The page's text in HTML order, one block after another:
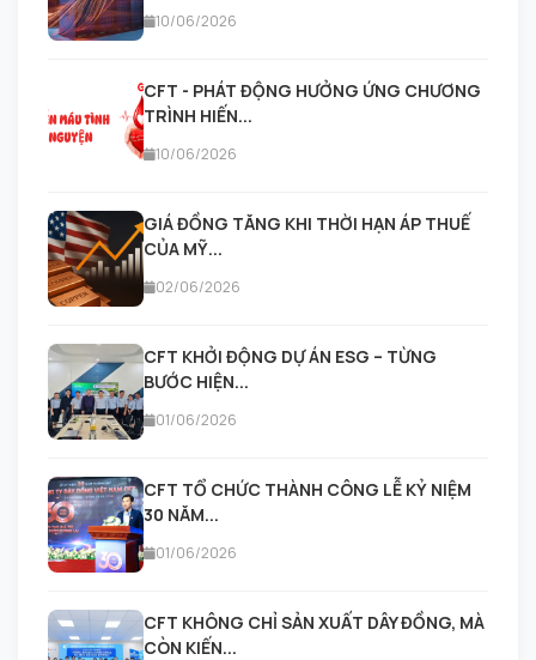
10/06/2026
CFT - PHÁT ĐỘNG HƯỞNG ỨNG CHƯƠNG
TRÌNH HIẾN...
10/06/2026
GIÁ ĐỒNG TĂNG KHI THỜI HẠN ÁP THUẾ
CỦA MỸ...
02/06/2026
CFT KHỞI ĐỘNG DỰ ÁN ESG – TỪNG
BƯỚC HIỆN...
01/06/2026
CFT TỔ CHỨC THÀNH CÔNG LỄ KỶ NIỆM
30 NĂM...
01/06/2026
CFT KHÔNG CHỈ SẢN XUẤT DÂY ĐỒNG, MÀ
CÒN KIẾN...